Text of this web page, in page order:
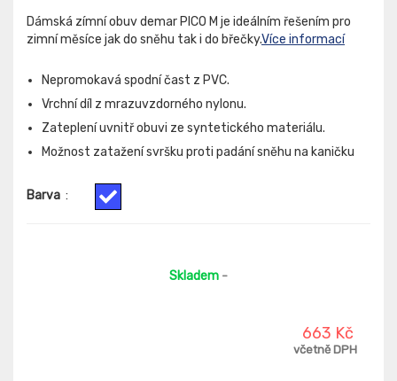
Dámská zímní obuv demar PICO M je ideálním řešením pro
zimní měsíce jak do sněhu tak i do břečky.Více informací
Nepromokavá spodní čast z PVC.
Vrchní díl z mrazuvzdorného nylonu.
Zateplení uvnitř obuvi ze syntetického materiálu.
Možnost zatažení svršku proti padání sněhu na kaničku
Barva :
Skladem -
663 Kč
včetně DPH